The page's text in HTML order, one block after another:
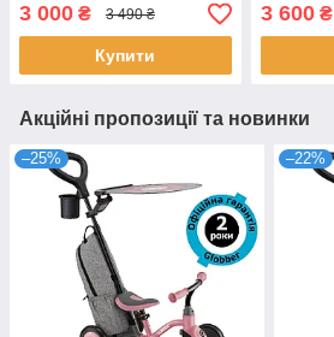
3 000 ₴ 3 490 ₴
Купити
3 600₴
Акційні пропозиції та новинки
–25% –22%